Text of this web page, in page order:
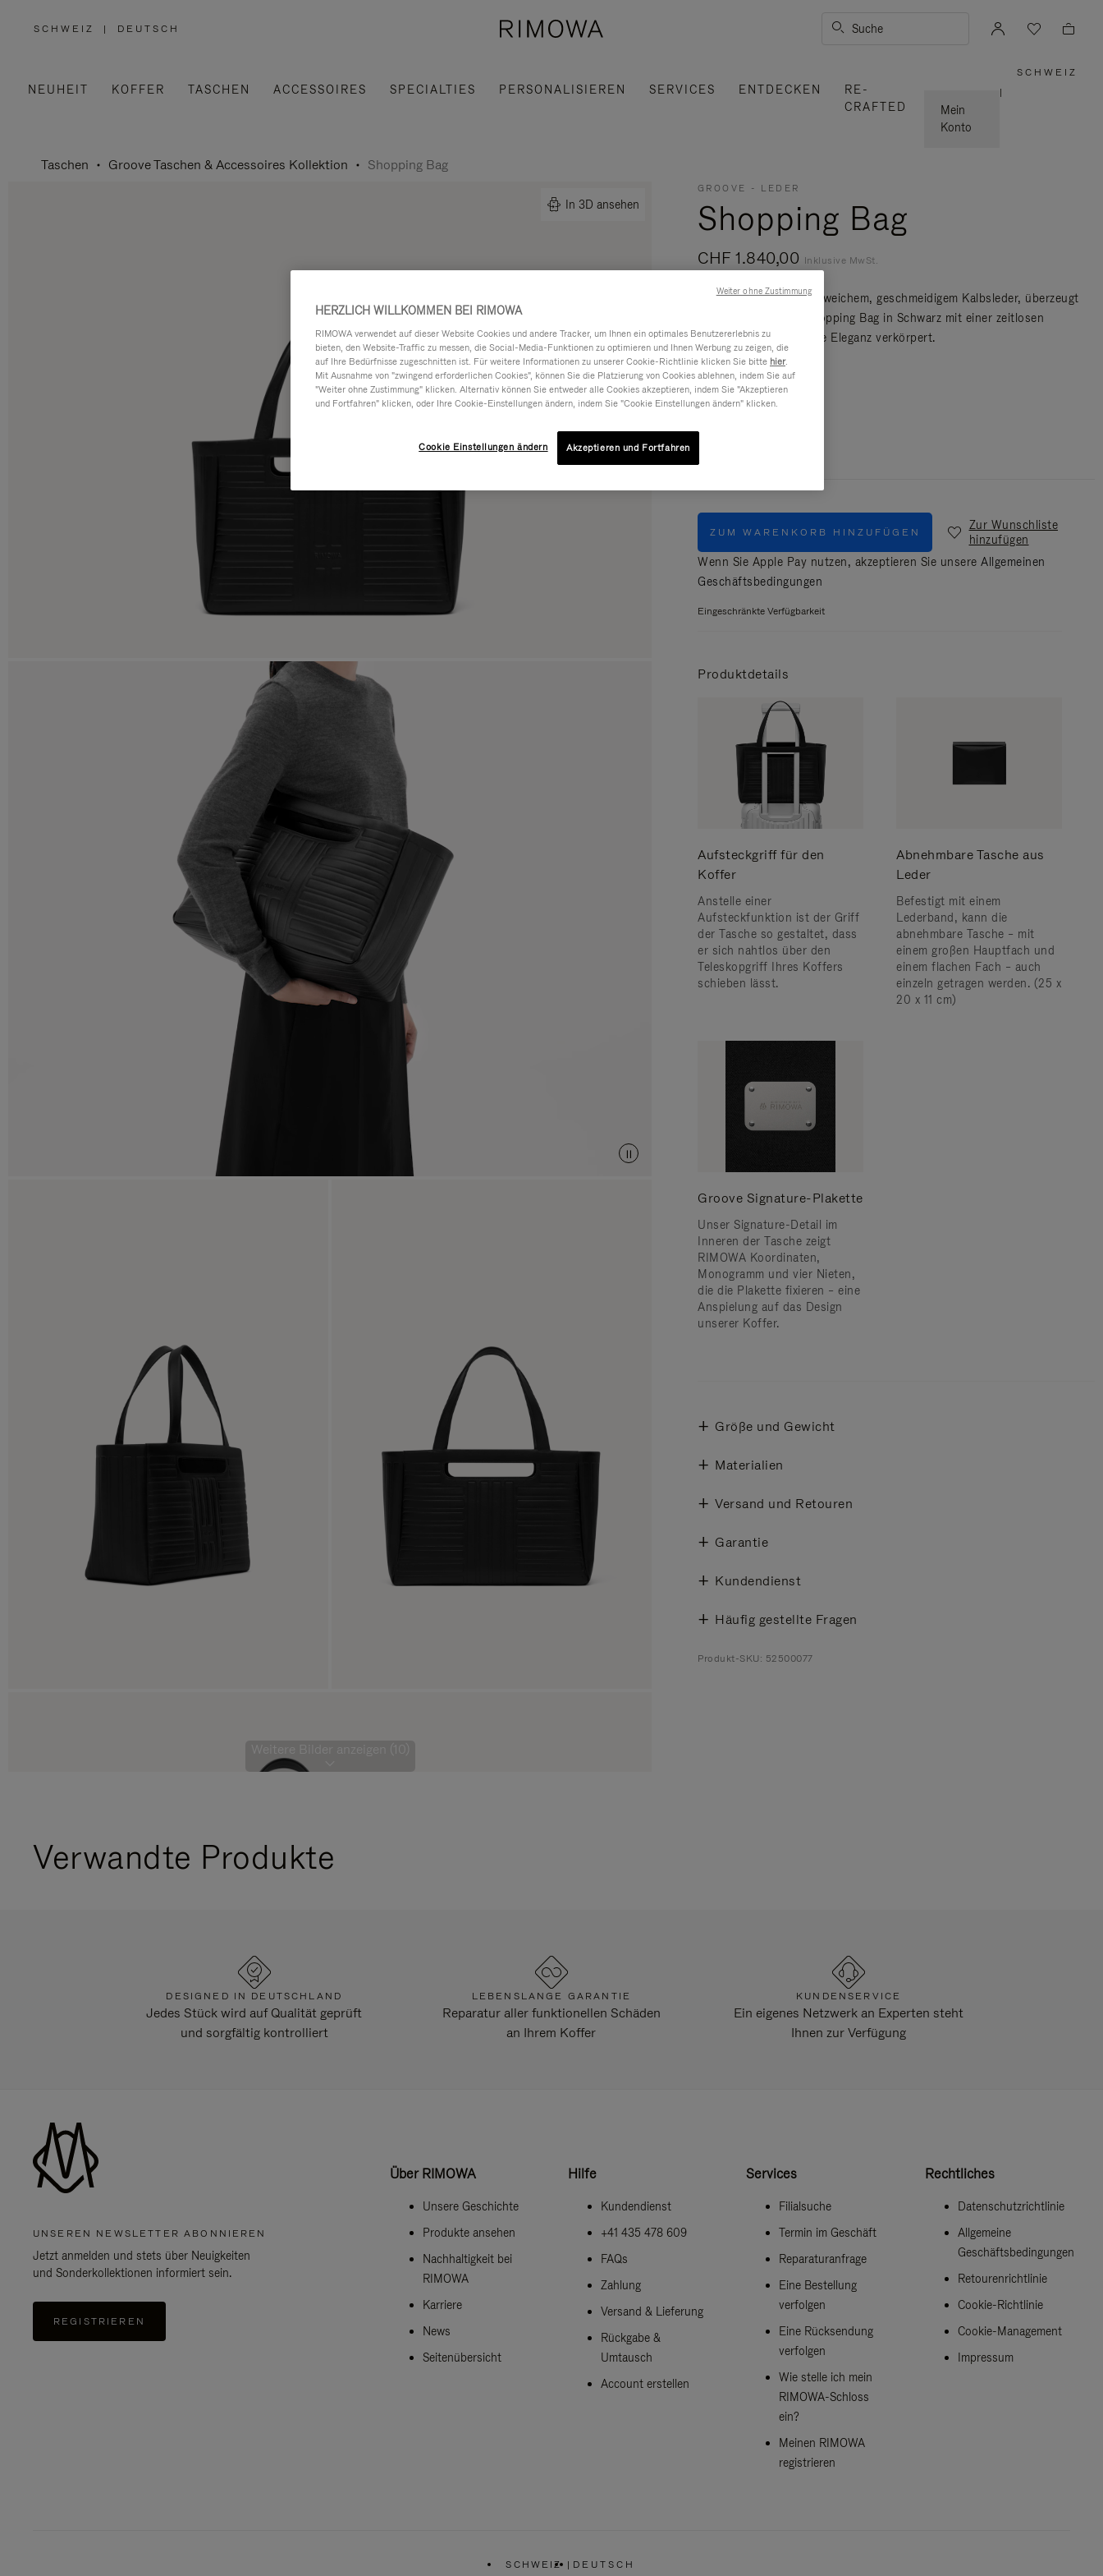
SCHWEIZ
,
AUS
| DEUTSCH Suche
NEUHEIT KOFFER TASCHEN ACCESSOIRES SPECIALTIES PERSONALISIEREN SERVICES ENTDECKEN
RE-
CRAFTED
Mein
Konto
SCHWEIZ
|
Taschen Groove Taschen & Accessoires Kollektion Shopping Bag
In 3D ansehen
Weitere Bilder anzeigen (10)
GROOVE - LEDER
Shopping Bag
CHF 1.840,00 Inklusive MwSt.
Gefertigt in Italien aus weichem, geschmeidigem Kalbsleder, überzeugt
die Groove – Leder Shopping Bag in Schwarz mit einer zeitlosen
Silhouette, die moderne Eleganz verkörpert.
Lesen Sie mehr
Farbe
ZUM WARENKORB HINZUFÜGEN
Zur Wunschliste
hinzufügen
Wenn Sie Apple Pay nutzen, akzeptieren Sie unsere Allgemeinen
Geschäftsbedingungen
Eingeschränkte Verfügbarkeit
Produktdetails
Aufsteckgriff für den
Koffer
Anstelle einer
Aufsteckfunktion ist der Griff
der Tasche so gestaltet, dass
er sich nahtlos über den
Teleskopgriff Ihres Koffers
schieben lässt.
Abnehmbare Tasche aus
Leder
Befestigt mit einem
Lederband, kann die
abnehmbare Tasche – mit
einem großen Hauptfach und
einem flachen Fach – auch
einzeln getragen werden. (25 x
20 x 11 cm)
Groove Signature-Plakette
Unser Signature-Detail im
Inneren der Tasche zeigt
RIMOWA Koordinaten,
Monogramm und vier Nieten,
die die Plakette fixieren – eine
Anspielung auf das Design
unserer Koffer.
Größe und Gewicht
Materialien
Versand und Retouren
Garantie
Kundendienst
Häufig gestellte Fragen
Produkt-SKU: 52500077
Verwandte Produkte
DESIGNED IN DEUTSCHLAND
Jedes Stück wird auf Qualität geprüft
und sorgfältig kontrolliert
LEBENSLANGE GARANTIE
Reparatur aller funktionellen Schäden
an Ihrem Koffer
KUNDENSERVICE
Ein eigenes Netzwerk an Experten steht
Ihnen zur Verfügung
UNSEREN NEWSLETTER ABONNIEREN
Jetzt anmelden und stets über Neuigkeiten
und Sonderkollektionen informiert sein.
REGISTRIEREN
Über RIMOWA
Unsere Geschichte
Produkte ansehen
Nachhaltigkeit bei
RIMOWA
Karriere
News
Seitenübersicht
Hilfe
Kundendienst
+41 435 478 609
FAQs
Zahlung
Versand & Lieferung
Rückgabe &
Umtausch
Account erstellen
Services
Filialsuche
Termin im Geschäft
Reparaturanfrage
Eine Bestellung
verfolgen
Eine Rücksendung
verfolgen
Wie stelle ich mein
RIMOWA-Schloss
ein?
Meinen RIMOWA
registrieren
Rechtliches
Datenschutzrichtlinie
Allgemeine
Geschäftsbedingungen
Retourenrichtlinie
Cookie-Richtlinie
Cookie-Management
Impressum
SCHWEIZ | DEUTSCH
HERZLICH WILLKOMMEN BEI RIMOWA
RIMOWA verwendet auf dieser Website Cookies und andere Tracker, um Ihnen ein optimales Benutzererlebnis zu
bieten, den Website-Traffic zu messen, die Social-Media-Funktionen zu optimieren und Ihnen Werbung zu zeigen, die
auf Ihre Bedürfnisse zugeschnitten ist. Für weitere Informationen zu unserer Cookie-Richtlinie klicken Sie bitte hier.
Mit Ausnahme von "zwingend erforderlichen Cookies", können Sie die Platzierung von Cookies ablehnen, indem Sie auf
"Weiter ohne Zustimmung" klicken. Alternativ können Sie entweder alle Cookies akzeptieren, indem Sie "Akzeptieren
und Fortfahren" klicken, oder Ihre Cookie-Einstellungen ändern, indem Sie "Cookie Einstellungen ändern" klicken.
Cookie Einstellungen ändern Akzeptieren und Fortfahren
Weiter ohne Zustimmung